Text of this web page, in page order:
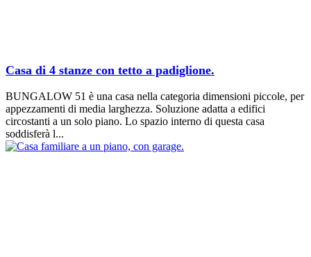
Casa di 4 stanze con tetto a padiglione.
BUNGALOW 51 è una casa nella categoria dimensioni piccole, per
appezzamenti di media larghezza. Soluzione adatta a edifici
circostanti a un solo piano. Lo spazio interno di questa casa
soddisferà l...